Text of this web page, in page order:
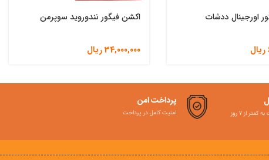
اورجینال ددشات
ریال
اکشن فیگور نندوروید سوپرمن
34,000,000ریال
از ۷ روز
پرداخت امن
امنیت کامل در پرداخت